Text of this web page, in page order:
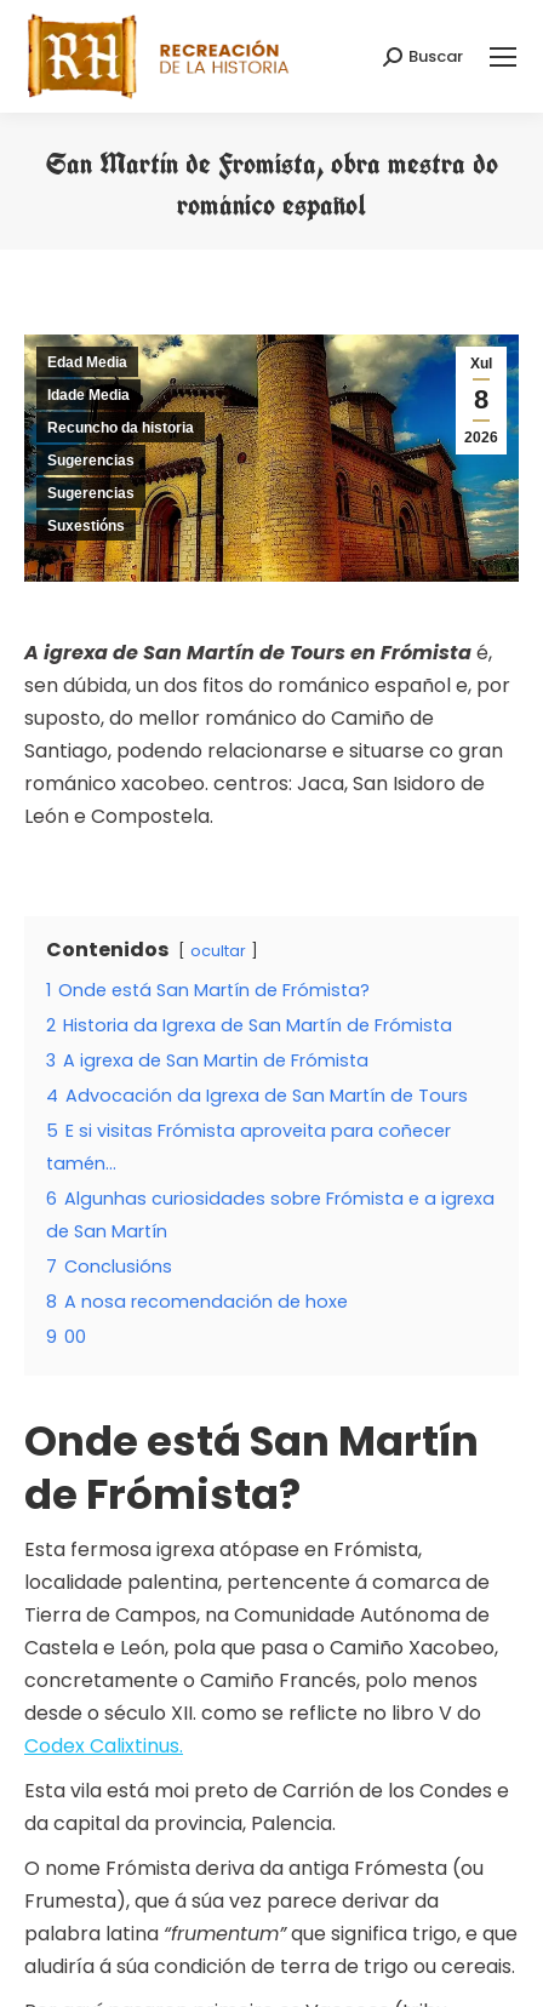
Search:
Buscar
San Martín de Fromista, obra mestra do
románico español
Xul
8
2026
Edad Media
Idade Media
Recuncho da historia
Sugerencias
Sugerencias
Suxestións
A igrexa de San Martín de Tours en Frómistaé,
sen dúbida, un dos fitos do románico español e, por
suposto, do mellor románico do Camiño de
Santiago, podendo relacionarse e situarse co gran
románico xacobeo. centros: Jaca, San Isidoro de
León e Compostela.
Contenidos ocultar
1 Onde está San Martín de Frómista?
2 Historia da Igrexa de San Martín de Frómista
3 A igrexa de San Martin de Frómista
4 Advocación da Igrexa de San Martín de Tours
5 E si visitas Frómista aproveita para coñecer
tamén…
6 Algunhas curiosidades sobre Frómista e a igrexa
de San Martín
7 Conclusións
8 A nosa recomendación de hoxe
9 00
Onde está San Martín
de Frómista?
Esta fermosa igrexa atópase en Frómista,
localidade palentina, pertencente á comarca de
Tierra de Campos, na Comunidade Autónoma de
Castela e León, pola que pasa o Camiño Xacobeo,
concretamente o Camiño Francés, polo menos
desde o século XII. como se reflicte no libro V do
Codex Calixtinus.
Esta vila está moi preto de Carrión de los Condes e
da capital da provincia, Palencia.
O nome Frómista deriva da antiga Frómesta (ou
Frumesta), que á súa vez parece derivar da
palabra latina “frumentum”que significa trigo, e que
aludiría á súa condición de terra de trigo ou cereais.